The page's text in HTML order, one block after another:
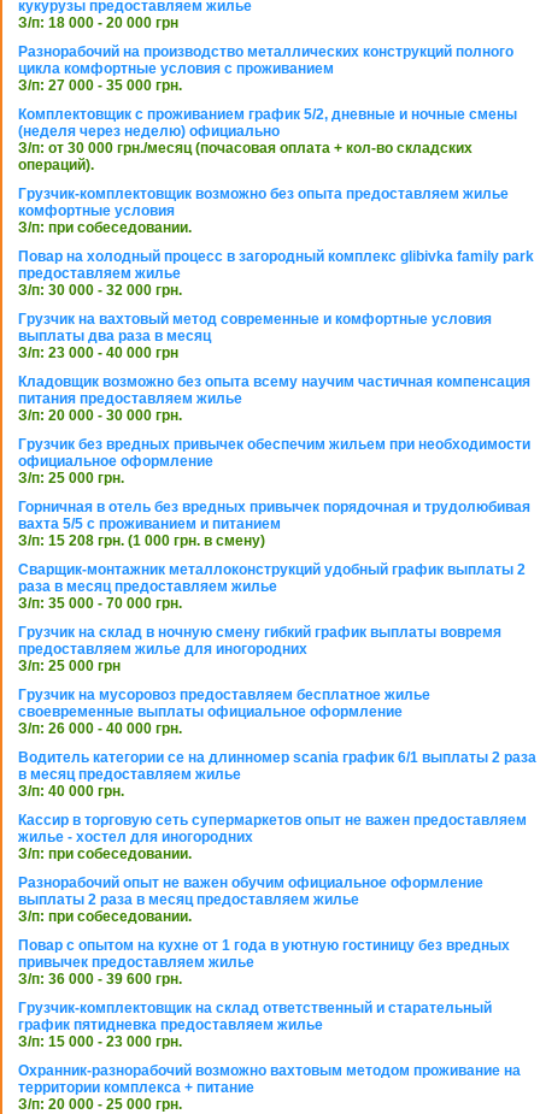
кукурузы предоставляем жилье
З/п: 18 000 - 20 000 грн
Разнорабочий на производство металлических конструкций полного
цикла комфортные условия с проживанием
З/п: 27 000 - 35 000 грн.
Комплектовщик с проживанием график 5/2, дневные и ночные смены
(неделя через неделю) официально
З/п: от 30 000 грн./месяц (почасовая оплата + кол-во складских
операций).
Грузчик-комплектовщик возможно без опыта предоставляем жилье
комфортные условия
З/п: при собеседовании.
Повар на холодный процесс в загородный комплекс glibivka family park
предоставляем жилье
З/п: 30 000 - 32 000 грн.
Грузчик на вахтовый метод современные и комфортные условия
выплаты два раза в месяц
З/п: 23 000 - 40 000 грн
Кладовщик возможно без опыта всему научим частичная компенсация
питания предоставляем жилье
З/п: 20 000 - 30 000 грн.
Грузчик без вредных привычек обеспечим жильем при необходимости
официальное оформление
З/п: 25 000 грн.
Горничная в отель без вредных привычек порядочная и трудолюбивая
вахта 5/5 с проживанием и питанием
З/п: 15 208 грн. (1 000 грн. в смену)
Сварщик-монтажник металлоконструкций удобный график выплаты 2
раза в месяц предоставляем жилье
З/п: 35 000 - 70 000 грн.
Грузчик на склад в ночную смену гибкий график выплаты вовремя
предоставляем жилье для иногородних
З/п: 25 000 грн
Грузчик на мусоровоз предоставляем бесплатное жилье
своевременные выплаты официальное оформление
З/п: 26 000 - 40 000 грн.
Водитель категории се на длинномер scania график 6/1 выплаты 2 раза
в месяц предоставляем жилье
З/п: 40 000 грн.
Кассир в торговую сеть супермаркетов опыт не важен предоставляем
жилье - хостел для иногородних
З/п: при собеседовании.
Разнорабочий опыт не важен обучим официальное оформление
выплаты 2 раза в месяц предоставляем жилье
З/п: при собеседовании.
Повар с опытом на кухне от 1 года в уютную гостиницу без вредных
привычек предоставляем жилье
З/п: 36 000 - 39 600 грн.
Грузчик-комплектовщик на склад ответственный и старательный
график пятидневка предоставляем жилье
З/п: 15 000 - 23 000 грн.
Охранник-разнорабочий возможно вахтовым методом проживание на
территории комплекса + питание
З/п: 20 000 - 25 000 грн.